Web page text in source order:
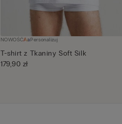
NOWOŚĆ Personalizuj
T-shirt z Tkaniny Soft Silk
179,90 zł